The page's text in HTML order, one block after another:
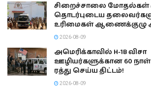
சிறைச்சாலை மோதல்கள்
தொடர்புடைய
உரிமைகள் ஆணைக்குழு
2026-08-09
அமெரிக்காவில் H-1B விசா
ஊழியர்களுக்கான 60
ரத்து செய்ய திட்டம்!
2026-08-09